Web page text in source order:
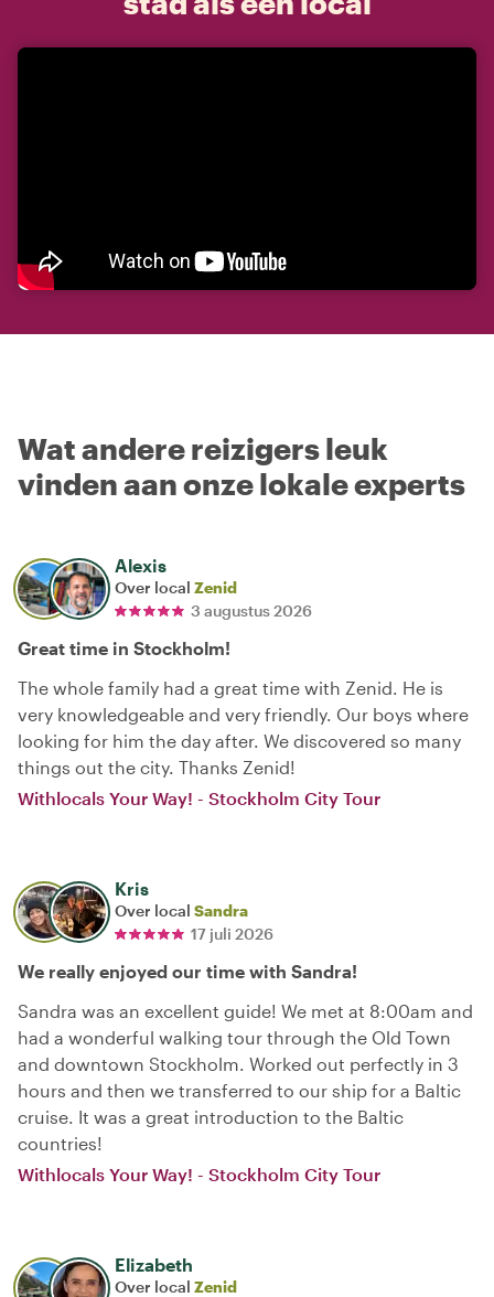
Wat andere reizigers leuk
vinden aan onze lokale experts
Alexis
Over local Zenid
3 augustus 2026
Great time in Stockholm!
The whole family had a great time with Zenid. He is
very knowledgeable and very friendly. Our boys where
looking for him the day after. We discovered so many
things out the city. Thanks Zenid!
Withlocals Your Way! - Stockholm City Tour
Kris
Over local Sandra
17 juli 2026
We really enjoyed our time with Sandra!
Sandra was an excellent guide! We met at 8:00am and
had a wonderful walking tour through the Old Town
and downtown Stockholm. Worked out perfectly in 3
hours and then we transferred to our ship for a Baltic
cruise. It was a great introduction to the Baltic
countries!
Withlocals Your Way! - Stockholm City Tour
Elizabeth
Over local Zenid